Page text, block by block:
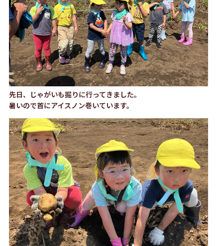
先日、じゃがいも掘りに行ってきました。
暑いので首にアイスノン巻いています。